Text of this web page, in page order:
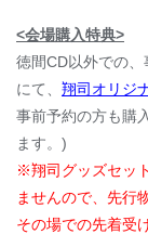
<会場購入特典>
徳間CD以外での
にて、 翔司オリジ
事前予約の方も購
ます。)
※翔司グッズセッ
ませんので、先行
その場での先着受